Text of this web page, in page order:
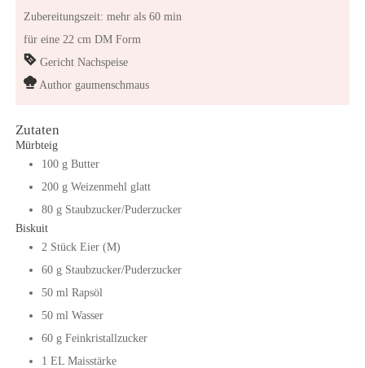
Zubereitungszeit: mehr als 60 min
für eine 22 cm DM Form
Gericht Nachspeise
Author gaumenschmaus
Zutaten
Mürbteig
100 g Butter
200 g Weizenmehl glatt
80 g Staubzucker/Puderzucker
Biskuit
2 Stück Eier (M)
60 g Staubzucker/Puderzucker
50 ml Rapsöl
50 ml Wasser
60 g Feinkristallzucker
1 EL Maisstärke